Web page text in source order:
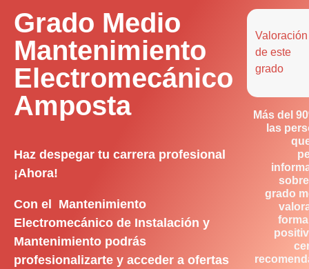
Grado Medio
Mantenimiento
Electromecánico
Amposta
Haz despegar tu carrera profesional
¡Ahora!
Con el Mantenimiento
Electromecánico de Instalación y
Mantenimiento podrás
profesionalizarte y acceder a ofertas
Valoración
de este
grado
Más del
las
grado